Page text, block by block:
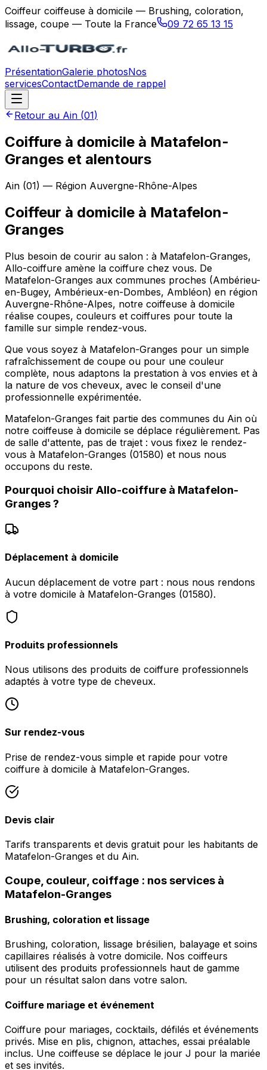
Coiffeur coiffeuse à domicile — Brushing, coloration,
lissage, coupe — Toute la France
09 72 65 13 15
PrésentationGalerie photosNos
servicesContactDemande de rappel
Retour au Ain (01)
Coiffure à domicile à Matafelon-
Granges et alentours
Ain (01) — Région Auvergne-Rhône-Alpes
Coiffeur à domicile à Matafelon-
Granges
Plus besoin de courir au salon : à Matafelon-Granges,
Allo-coiffure amène la coiffure chez vous. De
Matafelon-Granges aux communes proches (Ambérieu-
en-Bugey, Ambérieux-en-Dombes, Ambléon) en région
Auvergne-Rhône-Alpes, notre coiffeuse à domicile
réalise coupes, couleurs et coiffures pour toute la
famille sur simple rendez-vous.
Que vous soyez à Matafelon-Granges pour un simple
rafraîchissement de coupe ou pour une couleur
complète, nous adaptons la prestation à vos envies et à
la nature de vos cheveux, avec le conseil d'une
professionnelle expérimentée.
Matafelon-Granges fait partie des communes du Ain où
notre coiffeuse à domicile se déplace régulièrement. Pas
de salle d'attente, pas de trajet : vous fixez le rendez-
vous à Matafelon-Granges (01580) et nous nous
occupons du reste.
Pourquoi choisir Allo-coiffure à Matafelon-
Granges?
Déplacement à domicile
Aucun déplacement de votre part : nous nous rendons
à votre domicile à Matafelon-Granges (01580).
Produits professionnels
Nous utilisons des produits de coiffure professionnels
adaptés à votre type de cheveux.
Sur rendez-vous
Prise de rendez-vous simple et rapide pour votre
coiffure à domicile à Matafelon-Granges.
Devis clair
Tarifs transparents et devis gratuit pour les habitants de
Matafelon-Granges et du Ain.
Coupe, couleur, coiffage : nos services à
Matafelon-Granges
Brushing, coloration et lissage
Brushing, coloration, lissage brésilien, balayage et soins
capillaires réalisés à votre domicile. Nos coiffeurs
utilisent des produits professionnels haut de gamme
pour un résultat salon dans votre salon.
Coiffure mariage et événement
Coiffure pour mariages, cocktails, défilés et événements
privés. Mise en plis, chignon, attaches, essai préalable
inclus. Une coiffeuse se déplace le jour J pour la mariée
et ses invités.